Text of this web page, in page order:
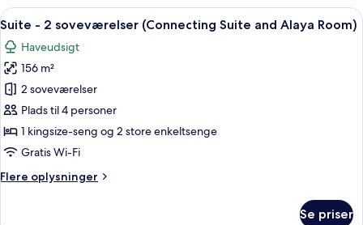
Indlæs
alle
billeder
af
Suite
-
2
soveværelser
Suite
Et rummeligt soveværelse med en
8
Suite - 2 soveværelser (Connecting Suite and Alaya Room)
Haveudsigt
156 m²
2 soveværelser
Plads til 4 personer
1 kingsize-seng og 2 store enkeltsenge
Gratis Wi-Fi
Flere oplysninger
Flere
Se priser